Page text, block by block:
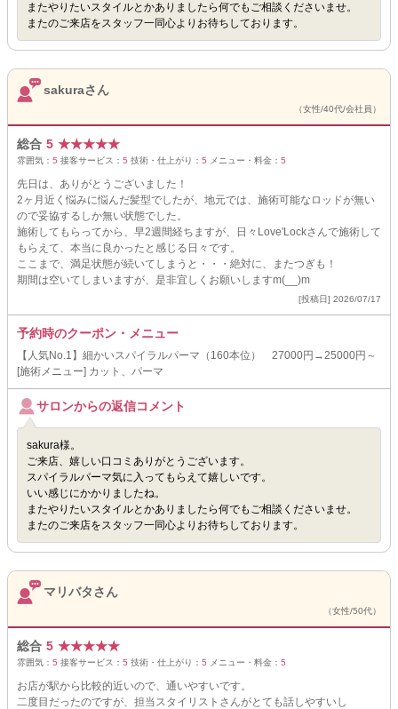
またやりたいスタイルとかありましたら何でもご相談くださいませ。
またのご来店をスタッフ一同心よりお待ちしております。
sakuraさん
（女性/40代/会社員）
総合 5 ★★★★★
雰囲気： 5 接客サービス： 5 技術・仕上がり： 5 メニュー・料金： 5
先日は、ありがとうございました！
2ヶ月近く悩みに悩んだ髪型でしたが、地元では、施術可能なロッドが無い
ので妥協するしか無い状態でした。
施術してもらってから、早2週間経ちますが、日々Love'Lockさんで施術して
もらえて、本当に良かったと感じる日々です。
ここまで、満足状態が続いてしまうと・・・絶対に、またつぎも！
期間は空いてしまいますが、是非宜しくお願いしますm(__)m
[投稿日] 2026/07/17
予約時のクーポン・メニュー
【人気No.1】細かいスパイラルパーマ（160本位） 27000円→25000円～
[施術メニュー] カット、パーマ
サロンからの返信コメント
sakura様。
ご来店、嬉しい口コミありがとうございます。
スパイラルパーマ気に入ってもらえて嬉しいです。
いい感じにかかりましたね。
またやりたいスタイルとかありましたら何でもご相談くださいませ。
またのご来店をスタッフ一同心よりお待ちしております。
マリバタさん
（女性/50代）
総合 5 ★★★★★
雰囲気： 5 接客サービス： 5 技術・仕上がり： 5 メニュー・料金： 5
お店が駅から比較的近いので、通いやすいです。
二度目だったのですが、担当スタイリストさんがとても話しやすいし